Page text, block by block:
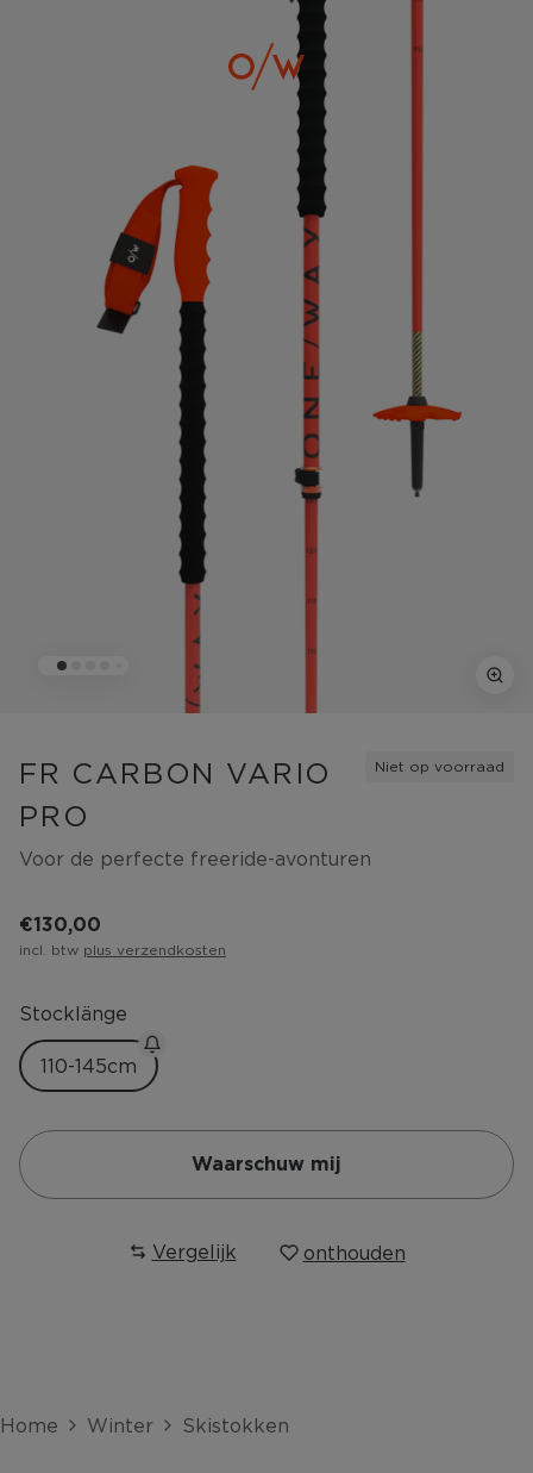
FR CARBON VARIO
PRO
Voor de perfecte freeride-avonturen
Niet op voorraad
€ 130,00
incl. btw plus verzendkosten
Stocklänge
110-145cm
Waarschuw mij
Vergelijk onthouden
Home Winter Skistokken